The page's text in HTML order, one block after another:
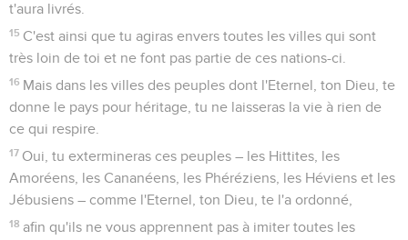
t'aura livrés.
15 C'est ainsi que tu agiras envers toutes les villes qui sont
très loin de toi et ne font pas partie de ces nations-ci.
16 Mais dans les villes des peuples dont l'Eternel, ton Dieu, te
donne le pays pour héritage, tu ne laisseras la vie à rien de
ce qui respire.
17 Oui, tu extermineras ces peuples – les Hittites, les
Amoréens, les Cananéens, les Phéréziens, les Héviens et les
Jébusiens – comme l'Eternel, ton Dieu, te l'a ordonné,
18 afin qu'ils ne vous apprennent pas à imiter toutes les